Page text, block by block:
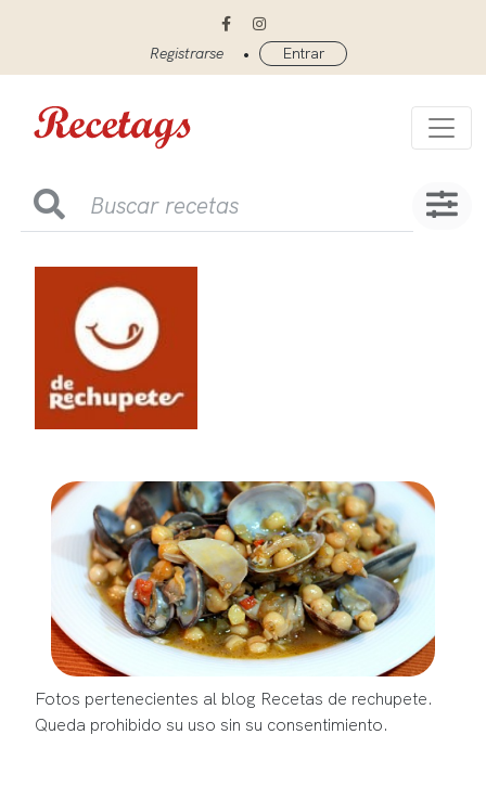
Registrarse • Entrar
Fotos pertenecientes al blog Recetas de rechupete.
Queda prohibido su uso sin su consentimiento.